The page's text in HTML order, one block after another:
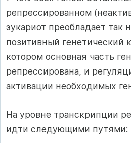
репрессированном
эукариот преобладает так
позитивный генетический
котором основная часть
репрессирована, и
активации необходимых
На уровне транскрипции
идти следующими путями: